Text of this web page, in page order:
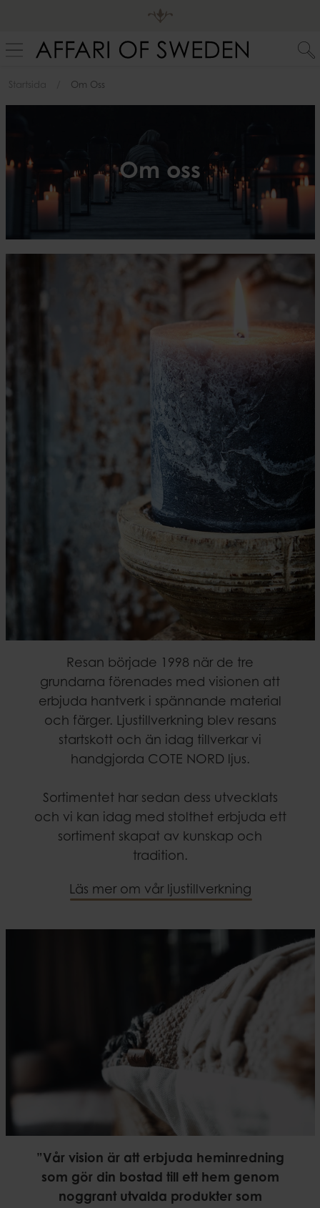
Startsida Om Oss
Om oss
Resan började 1998 när de tre
grundarna förenades med visionen att
erbjuda hantverk i spännande material
och färger. Ljustillverkning blev resans
startskott och än idag tillverkar vi
handgjorda COTE NORD ljus.
Sortimentet har sedan dess utvecklats
och vi kan idag med stolthet erbjuda ett
sortiment skapat av kunskap och
tradition.
Läs mer om vår ljustillverkning
”Vår vision är att erbjuda heminredning
som gör din bostad till ett hem genom
noggrant utvalda produkter som